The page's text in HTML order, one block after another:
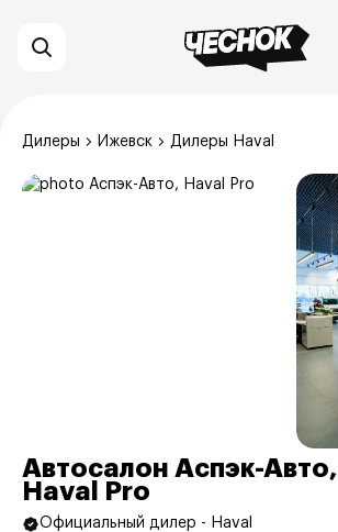
Дилеры Ижевск Дилеры Haval
Автосалон Аспэк-Авто,
Haval Pro
Официальный дилер - Haval